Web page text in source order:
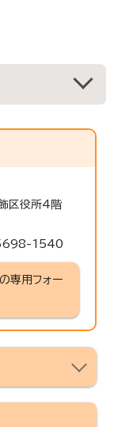
区役所4階
1540
専用フォー